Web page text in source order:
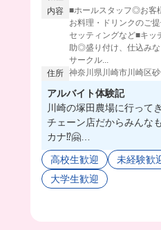
内容 ■ホールスタッフ◎お客
お料理・ドリンクのご
セッティングなど■キ
助◎盛り付け、仕込み
サークル...
住所 神奈川県川崎市川崎区
アルバイト体験記
川崎の塚田農場に行って
チェーン店だからみんな
カナ⁉️🤗
塚田農場って、3種類あ
日南市の店舗なの🫶🏻
先輩たち、みんな優しい
シフトも融通が効きやす
高校生歓迎 未経験歓
大学生歓迎